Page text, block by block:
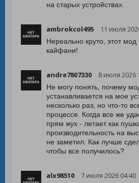
на старых устройствах.
ambrokcol495 11 июля
Нереально круто, этот
кайфани!
andre7807330 8 июля 2026
Не могу понять, почему
устанавливается на мое
несколько раз, но что-то
процессе. Когда все же
прям жух - летает как
производительность на
не заметил. Как лучше
чтобы все получилось?
alx98510 7 июля 2026 04:40